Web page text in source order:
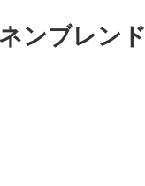
ンブレンド